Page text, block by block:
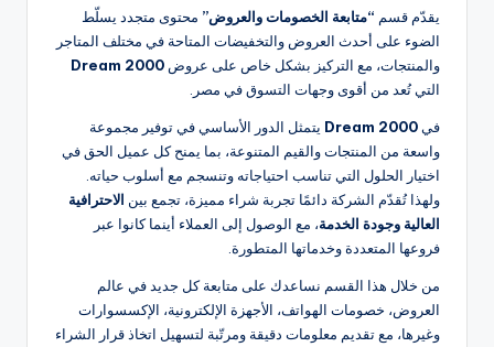
يقدّم قسم “متابعة الخصومات والعروض” محتوى متجدد يسلّط
الضوء على أحدث العروض والتخفيضات المتاحة في مختلف المتاجر
والمنتجات، مع التركيز بشكل خاص على عروض Dream 2000
التي تُعد من أقوى وجهات التسوق في مصر.
في Dream 2000 يتمثل الدور الأساسي في توفير مجموعة
واسعة من المنتجات والقيم المتنوعة، بما يمنح كل عميل الحق في
اختيار الحلول التي تناسب احتياجاته وتنسجم مع أسلوب حياته.
ولهذا تُقدّم الشركة دائمًا تجربة شراء مميزة، تجمع بين الاحترافية
العالية وجودة الخدمة، مع الوصول إلى العملاء أينما كانوا عبر
فروعها المتعددة وخدماتها المتطورة.
من خلال هذا القسم نساعدك على متابعة كل جديد في عالم
العروض، خصومات الهواتف، الأجهزة الإلكترونية، الإكسسوارات
وغيرها، مع تقديم معلومات دقيقة ومرتّبة لتسهيل اتخاذ قرار الشراء